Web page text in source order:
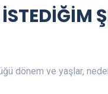
dönem ve yaşlar,